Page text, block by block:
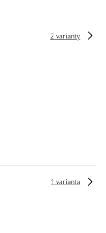
2 varianty
1 varianta